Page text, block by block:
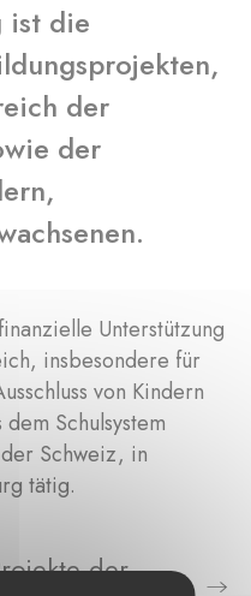
ist die
der
der
Unterstützung
insbesondere für
von Kindern
Schulsystem
Schweiz, in
tätig.
der